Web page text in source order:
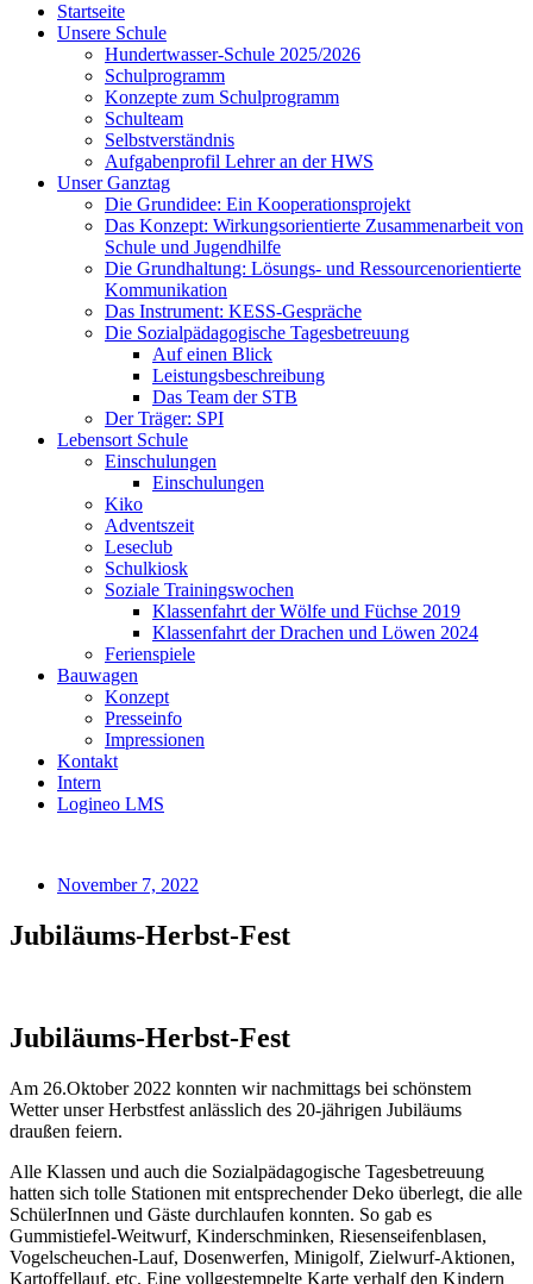
Startseite
Unsere Schule
Hundertwasser-Schule 2025/2026
Schulprogramm
Konzepte zum Schulprogramm
Schulteam
Selbst­ver­ständ­nis
Aufgabenprofil Lehrer an der HWS
Unser Ganztag
Die Grundidee: Ein Kooperationsprojekt
Das Konzept: Wirkungsorientierte Zusammenarbeit von
Schule und Jugendhilfe
Die Grundhaltung: Lösungs- und Ressourcenorientierte
Kommunikation
Das Instrument: KESS-Gespräche
Die Sozialpädagogische Tagesbetreuung
Auf einen Blick
Leistungsbeschreibung
Das Team der STB
Der Träger: SPI
Lebensort Schule
Einschulungen
Einschulungen
Kiko
Adventszeit
Leseclub
Schulkiosk
Soziale Trainingswochen
Klassenfahrt der Wölfe und Füchse 2019
Klassenfahrt der Drachen und Löwen 2024
Ferienspiele
Bauwagen
Konzept
Presseinfo
Impressionen
Kontakt
Intern
Logineo LMS
November 7, 2022
Jubiläums-Herbst-Fest
Jubiläums-Herbst-Fest
Am 26.Oktober 2022 konnten wir nachmittags bei schönstem
Wetter unser Herbstfest anlässlich des 20-jährigen Jubiläums
draußen feiern.
Alle Klassen und auch die Sozialpädagogische Tagesbetreuung
hatten sich tolle Stationen mit entsprechender Deko überlegt, die alle
SchülerInnen und Gäste durchlaufen konnten. So gab es
Gummistiefel-Weitwurf, Kinderschminken, Riesenseifenblasen,
Vogelscheuchen-Lauf, Dosenwerfen, Minigolf, Zielwurf-Aktionen,
Kartoffellauf, etc. Eine vollgestempelte Karte verhalf den Kindern